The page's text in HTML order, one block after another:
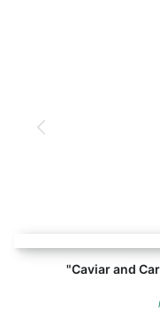
"Caviar and